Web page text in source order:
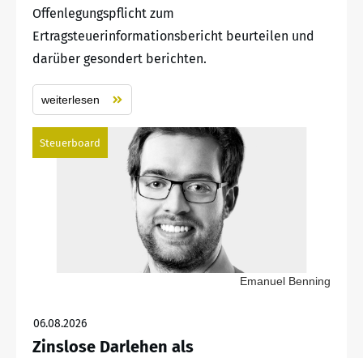
Offenlegungspflicht zum
Ertragsteuerinformationsbericht beurteilen und
darüber gesondert berichten.
weiterlesen
Steuerboard
Emanuel Benning
06.08.2026
Zinslose Darlehen als